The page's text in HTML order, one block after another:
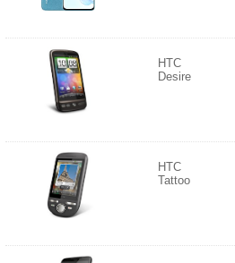
HTC
Desire
HTC
Tattoo